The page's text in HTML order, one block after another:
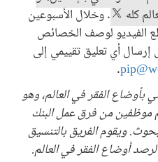
كله
. وخلال الأسبوعين
الفيديو لوصف الخصائص
أي تعليق تقييمي إلى
.
بأوضاع الفقر في العالم، وهو
من فرق عمل البنك
ويقوم الفريق بالتنسيق
أوضاع الفقر في العالم.